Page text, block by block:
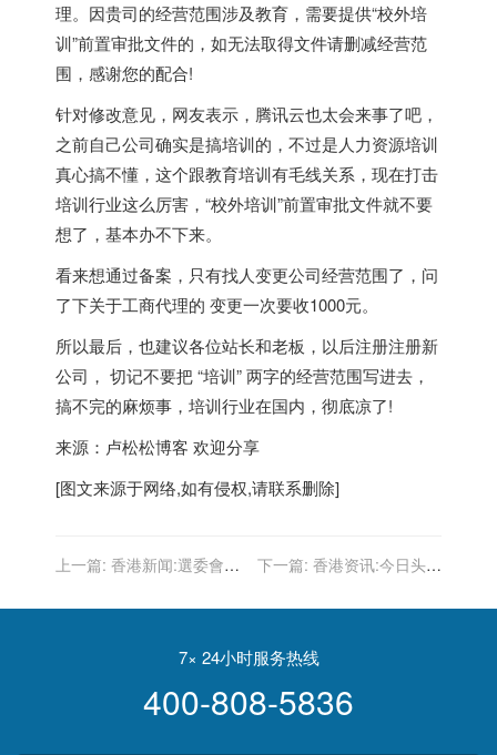
理。因贵司的经营范围涉及教育，需要提供“校外培
训”前置审批文件的，如无法取得文件请删减经营范
围，感谢您的配合!
针对修改意见，网友表示，腾讯云也太会来事了吧，
之前自己公司确实是搞培训的，不过是人力资源培训
真心搞不懂，这个跟教育培训有毛线关系，现在打击
培训行业这么厉害，“校外培训”前置审批文件就不要
想了，基本办不下来。
看来想通过备案，只有找人变更公司经营范围了，问
了下关于工商代理的 变更一次要收1000元。
所以最后，也建议各位站长和老板，以后注册注册新
公司， 切记不要把 “培训” 两字的经营范围写进去，
搞不完的麻烦事，培训行业在国内，彻底凉了!
来源：卢松松博客 欢迎分享
[图文来源于网络,如有侵权,请联系删除]
上一篇: 香港新闻:選委會分
超：資審會嚴格把關
下一篇: 香港资讯:今日头条
面图如何显示？icon图片大
7× 24小时服务热线
400-808-5836